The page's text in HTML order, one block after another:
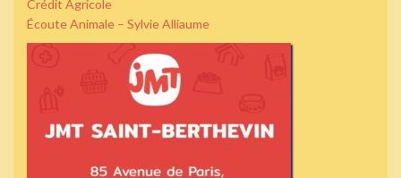
Crédit Agricole
Écoute Animale – Sylvie Alliaume